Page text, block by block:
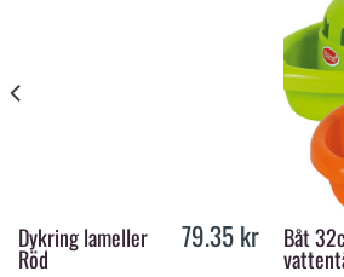
Dykring lameller
Röd
79.35kr Båt